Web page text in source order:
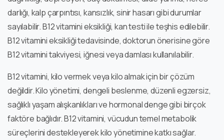
darlığı, kalp çarpıntısı, kansızlık, sinir hasarı gibi durumlar
sayılabilir. B12 vitamini eksikliği, kan testi ile teşhis edilebilir.
B12 vitamini eksikliği tedavisinde, doktorun önerisine göre
B12 vitamini takviyesi, iğnesi veya damlası kullanılabilir.
B12 vitamini, kilo vermek veya kilo almak için bir çözüm
değildir. Kilo yönetimi, dengeli beslenme, düzenli egzersiz,
sağlıklı yaşam alışkanlıkları ve hormonal denge gibi birçok
faktöre bağlıdır. B12 vitamini, vücudun temel metabolik
süreçlerini destekleyerek kilo yönetimine katkı sağlar.